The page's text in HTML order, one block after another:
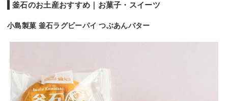
釜石のお土産おすすめ｜お菓子・スイーツ
小島製菓 釜石ラグビーパイ つぶあんバター